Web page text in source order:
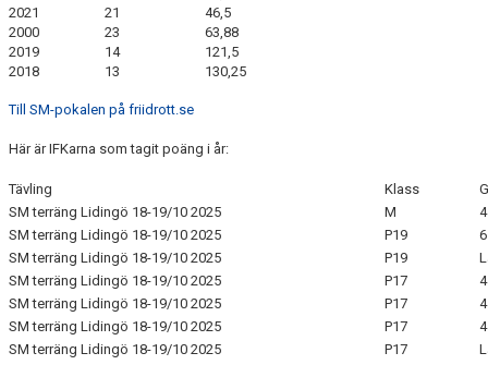
2021 21 46,5
2000 23 63,88
2019 14 121,5
2018 13 130,25
Till SM-pokalen på friidrott.se
Här är IFKarna som tagit poäng i år:
Tävling Klass
SM terräng Lidingö 18-19/10 2025
M
SM terräng Lidingö 18-19/10 2025
P19
SM terräng Lidingö 18-19/10 2025
P19
SM terräng Lidingö 18-19/10 2025
P17
SM terräng Lidingö 18-19/10 2025
P17
SM terräng Lidingö 18-19/10 2025
P17
SM terräng Lidingö 18-19/10 2025
P17